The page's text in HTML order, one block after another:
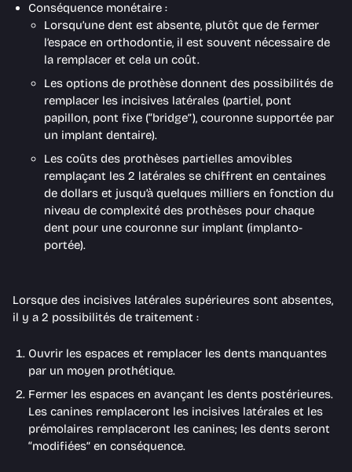
Conséquence monétaire :
Lorsqu’une dent est absente, plutôt que de fermer
l’espace en orthodontie, il est souvent nécessaire de
la remplacer et cela un coût.
Les options de prothèse donnent des possibilités de
remplacer les incisives latérales (partiel, pont
papillon, pont fixe (“bridge”), couronne supportée par
un implant dentaire).
Les coûts des prothèses partielles amovibles
remplaçant les 2 latérales se chiffrent en centaines
de dollars et jusqu’à quelques milliers en fonction du
niveau de complexité des prothèses pour chaque
dent pour une couronne sur implant (implanto-
portée).
Lorsque des incisives latérales supérieures sont absentes,
il y a 2 possibilités de traitement :
Ouvrir les espaces et remplacer les dents manquantes
par un moyen prothétique.
Fermer les espaces en avançant les dents postérieures.
Les canines remplaceront les incisives latérales et les
prémolaires remplaceront les canines; les dents seront
“modifiées” en conséquence.